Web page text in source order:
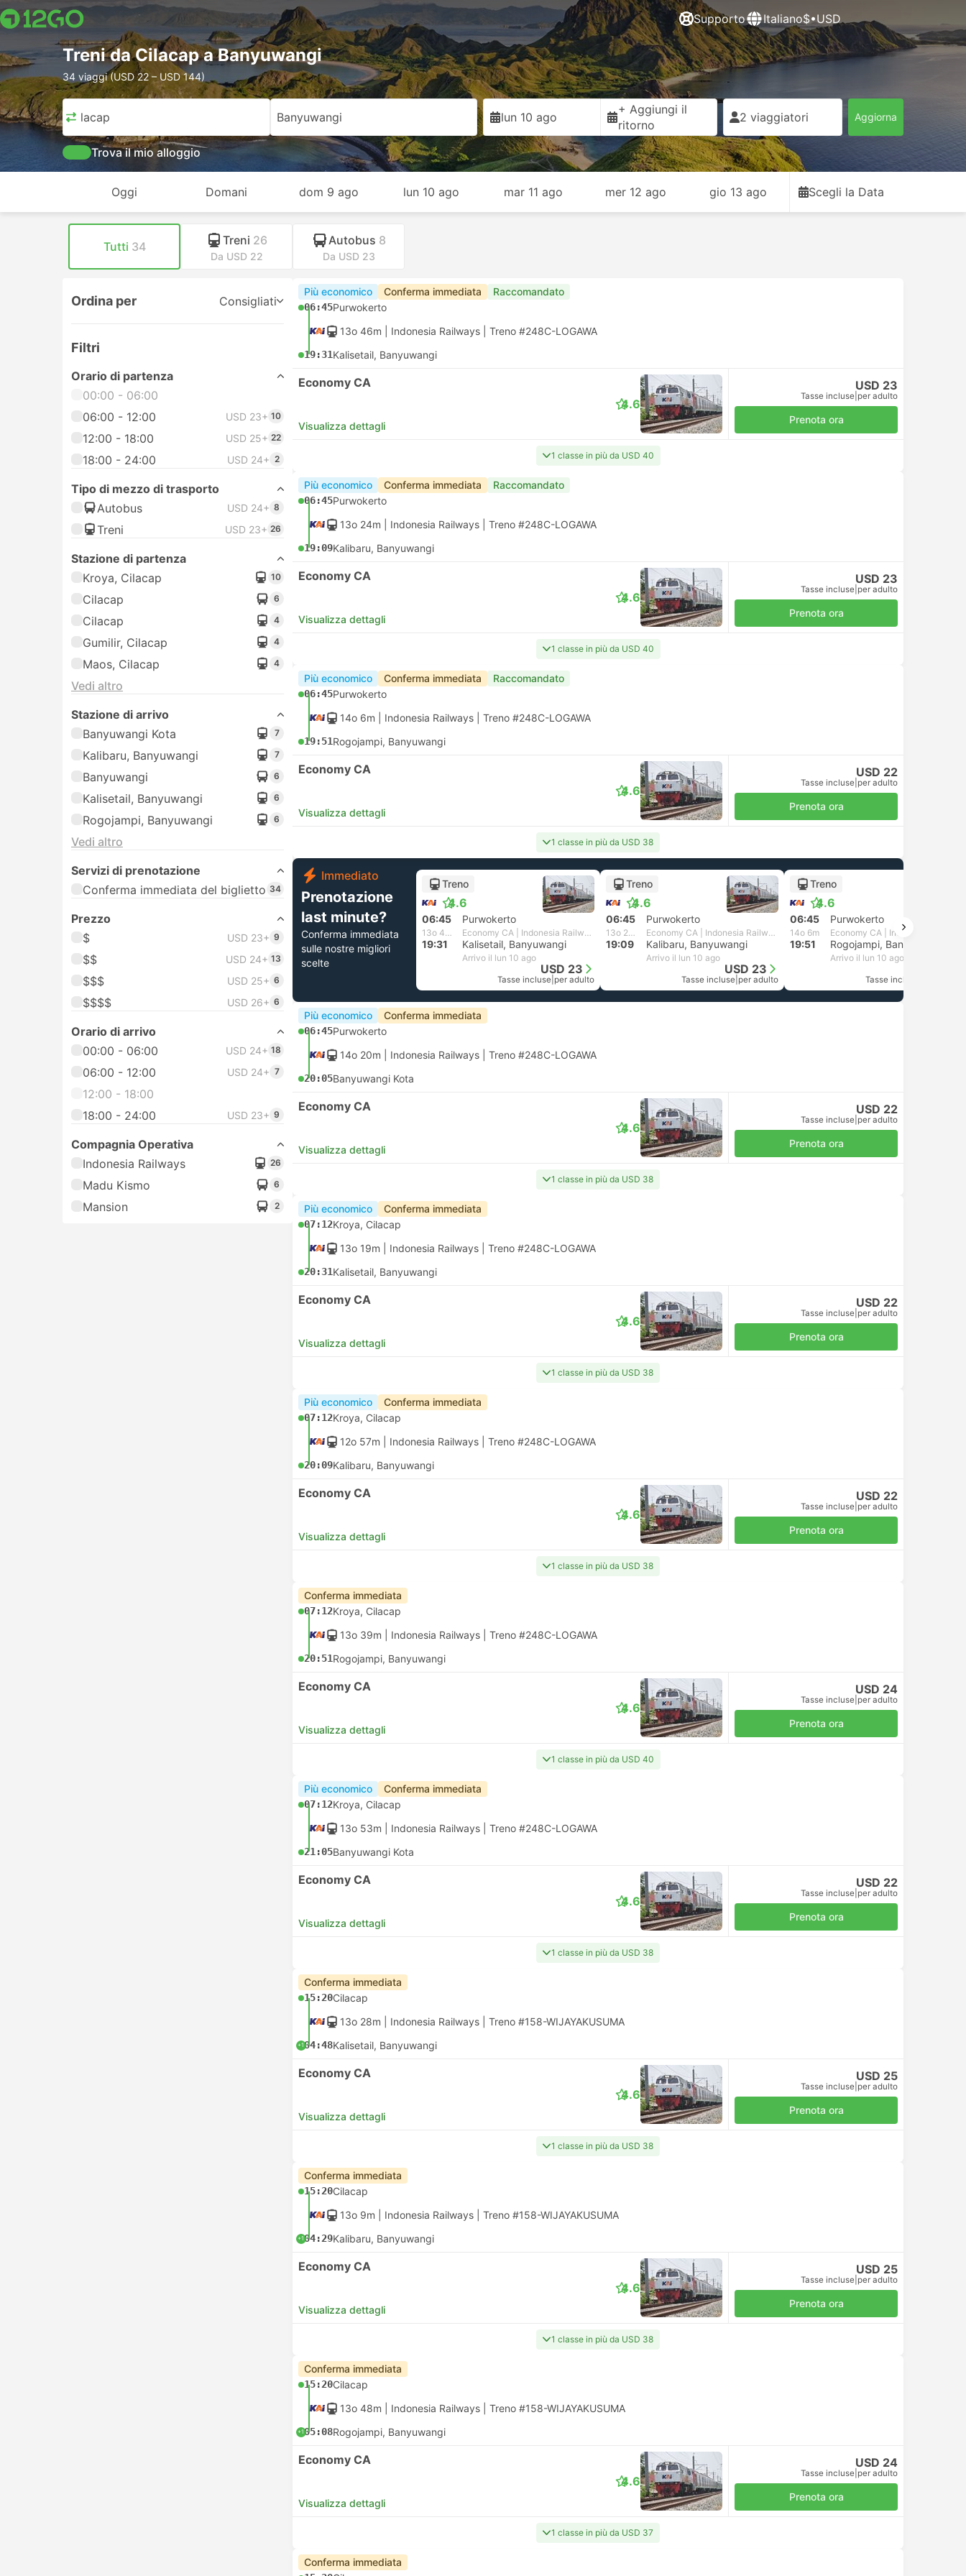
Supporto Italiano$•USD
Treni da Cilacap a Banyuwangi
34 viaggi (USD 22 – USD 144)
Cilacap Banyuwangi lun 10 ago
+ Aggiungi il
ritorno
2 viaggiatori Aggiorna
Trova il mio alloggio
Oggi Domani dom 9 ago lun 10 ago mar 11 ago mer 12 ago gio 13 ago Scegli la Data
Tutti 34 Treni 26
Da USD 22
Autobus 8
Da USD 23
Ordina per Consigliati
Filtri
Orario di partenza
00:00 - 06:00
06:00 - 12:00
USD 23+ 10
12:00 - 18:00 USD 25+ 22
18:00 - 24:00 USD 24+ 2
Tipo di mezzo di trasporto
Autobus
USD 24+ 8
Treni USD 23+ 26
Stazione di partenza
Kroya, Cilacap
10
Cilacap 6
Cilacap 4
Gumilir, Cilacap 4
Maos, Cilacap 4
Vedi altro
Stazione di arrivo
Banyuwangi Kota
7
Kalibaru, Banyuwangi 7
Banyuwangi 6
Kalisetail, Banyuwangi 6
Rogojampi, Banyuwangi 6
Vedi altro
Servizi di prenotazione
Conferma immediata del biglietto 34
Prezzo
$
USD 23+ 9
$$ USD 24+ 13
$$$ USD 25+ 6
$$$$ USD 26+ 6
Orario di arrivo
00:00 - 06:00
USD 24+ 18
06:00 - 12:00 USD 24+ 7
12:00 - 18:00
18:00 - 24:00
USD 23+ 9
Compagnia Operativa
Indonesia Railways
26
Madu Kismo 6
Mansion 2
Più economico Conferma immediata Raccomandato
06:45Purwokerto
13o 46m | Indonesia Railways Treno #248C-LOGAWA
19:31Kalisetail, Banyuwangi
Economy CA
Visualizza dettagli
4.6
USD 23
Tasse incluse per adulto
Prenota ora
1 classe in più da USD 40
Più economico Conferma immediata Raccomandato
06:45Purwokerto
13o 24m | Indonesia Railways Treno #248C-LOGAWA
19:09Kalibaru, Banyuwangi
Economy CA
Visualizza dettagli
4.6
USD 23
Tasse incluse per adulto
Prenota ora
1 classe in più da USD 40
Più economico Conferma immediata Raccomandato
06:45Purwokerto
14o 6m | Indonesia Railways Treno #248C-LOGAWA
19:51Rogojampi, Banyuwangi
Economy CA
Visualizza dettagli
4.6
USD 22
Tasse incluse per adulto
Prenota ora
1 classe in più da USD 38
Immediato
Prenotazione
last minute?
Conferma immediata
sulle nostre migliori
scelte
Treno
4.6
06:45 Purwokerto
13o 46m Economy CA | Indonesia Railways
19:31 Kalisetail, Banyuwangi
Arrivo il lun 10 ago
USD 23
Tasse incluse per adulto
Treno
4.6
06:45 Purwokerto
13o 24m Economy CA | Indonesia Railways
19:09 Kalibaru, Banyuwangi
Arrivo il lun 10 ago
USD 23
Tasse incluse per adulto
Treno
4.6
06:45 Purwokerto
14o 6m
19:51 Rogojampi, Banyuwangi
Arrivo il lun 10 ago
Tasse incluse
Più economico Conferma immediata
06:45Purwokerto
14o 20m | Indonesia Railways Treno #248C-LOGAWA
20:05Banyuwangi Kota
Economy CA
Visualizza dettagli
4.6
USD 22
Tasse incluse per adulto
Prenota ora
1 classe in più da USD 38
Più economico Conferma immediata
07:12Kroya, Cilacap
13o 19m | Indonesia Railways Treno #248C-LOGAWA
20:31Kalisetail, Banyuwangi
Economy CA
Visualizza dettagli
4.6
USD 22
Tasse incluse per adulto
Prenota ora
1 classe in più da USD 38
Più economico Conferma immediata
07:12Kroya, Cilacap
12o 57m | Indonesia Railways Treno #248C-LOGAWA
20:09Kalibaru, Banyuwangi
Economy CA
Visualizza dettagli
4.6
USD 22
Tasse incluse per adulto
Prenota ora
1 classe in più da USD 38
Conferma immediata
07:12Kroya, Cilacap
13o 39m | Indonesia Railways Treno #248C-LOGAWA
20:51Rogojampi, Banyuwangi
Economy CA
Visualizza dettagli
4.6
USD 24
Tasse incluse per adulto
Prenota ora
1 classe in più da USD 40
Più economico Conferma immediata
07:12Kroya, Cilacap
13o 53m | Indonesia Railways Treno #248C-LOGAWA
21:05Banyuwangi Kota
Economy CA
Visualizza dettagli
4.6
USD 22
Tasse incluse per adulto
Prenota ora
1 classe in più da USD 38
Conferma immediata
15:20Cilacap
13o 28m | Indonesia Railways Treno #158-WIJAYAKUSUMA
+104:48Kalisetail, Banyuwangi
Economy CA
Visualizza dettagli
4.6
USD 25
Tasse incluse per adulto
Prenota ora
1 classe in più da USD 38
Conferma immediata
15:20Cilacap
13o 9m | Indonesia Railways Treno #158-WIJAYAKUSUMA
+104:29Kalibaru, Banyuwangi
Economy CA
Visualizza dettagli
4.6
USD 25
Tasse incluse per adulto
Prenota ora
1 classe in più da USD 38
Conferma immediata
15:20Cilacap
13o 48m | Indonesia Railways Treno #158-WIJAYAKUSUMA
+105:08Rogojampi, Banyuwangi
Economy CA
Visualizza dettagli
4.6
USD 24
Tasse incluse per adulto
Prenota ora
1 classe in più da USD 37
Conferma immediata